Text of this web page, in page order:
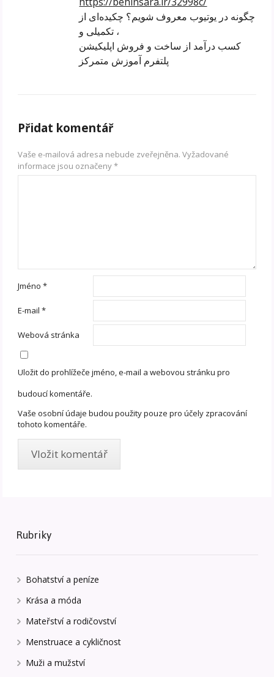
چگونه در یوتیوب معروف شویم؟ چکیده‌ای از
، تکمیلی و
کسب درآمد از ساخت و فروش اپلیکیشن
پلتفرم آموزش متمرکز
Přidat komentář
Vaše e-mailová adresa nebude zveřejněna. Vyžadované
informace jsou označeny*
Jméno*
E-mail*
Webová stránka
Uložit do prohlížeče jméno, e-mail a webovou stránku pro
budoucí komentáře.
Vaše osobní údaje budou použity pouze pro účely zpracování
tohoto komentáře.
Rubriky
Bohatství a peníze
Krása a móda
Mateřství a rodičovství
Menstruace a cykličnost
Muži a mužství